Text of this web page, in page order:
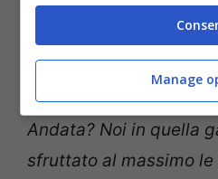
bottino pieno. Ora
fare punti anche con
classifica piange.
Andata? Noi in quella
sfruttato al massimo
Manage